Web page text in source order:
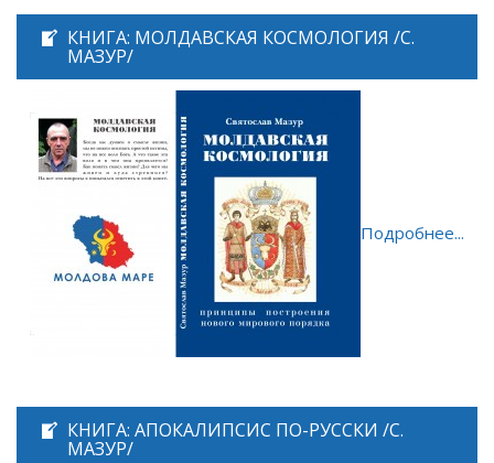
КНИГА: МОЛДАВСКАЯ КОСМОЛОГИЯ /С.
МАЗУР/
Подробнее...
КНИГА: АПОКАЛИПСИС ПО-РУССКИ /С.
МАЗУР/